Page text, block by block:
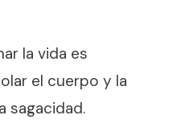
la vida es
el cuerpo y la
sagacidad.